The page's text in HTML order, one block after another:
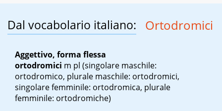
Dal vocabolario italiano: Ortodromici
Aggettivo, forma flessa
ortodromici m pl (singolare maschile:
ortodromico, plurale maschile: ortodromici,
singolare femminile: ortodromica, plurale
femminile: ortodromiche)